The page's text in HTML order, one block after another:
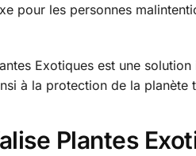
pour les personnes
Exotiques est une
à la protection de la
Plantes